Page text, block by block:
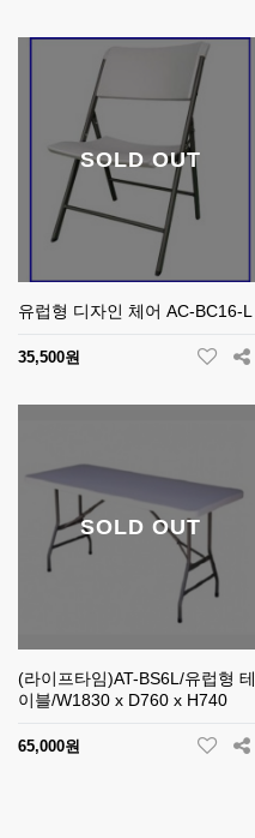
SOLD OUT
유럽형 디자인 체어 AC-BC16-L
35,500원
SOLD OUT
(라이프타임)AT-BS6L/유럽형 테
이블/W1830 x D760 x H740
65,000원